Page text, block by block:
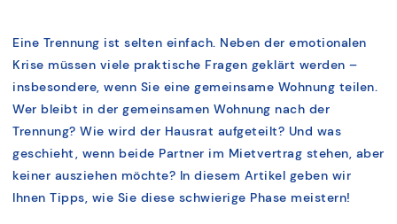
Eine Trennung ist selten einfach. Neben der emotionalen
Krise müssen viele praktische Fragen geklärt werden –
insbesondere, wenn Sie eine gemeinsame Wohnung teilen.
Wer bleibt in der gemeinsamen Wohnung nach der
Trennung? Wie wird der Hausrat aufgeteilt? Und was
geschieht, wenn beide Partner im Mietvertrag stehen, aber
keiner ausziehen möchte? In diesem Artikel geben wir
Ihnen Tipps, wie Sie diese schwierige Phase meistern!